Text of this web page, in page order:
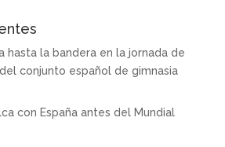
hasta la bandera en la jornada de
conjunto español de gimnasia
con España antes del Mundial